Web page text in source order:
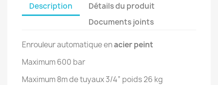
Description
Détails du produit
Documents joints
Enrouleur automatique enacier peint
Maximum 600 bar
Maximum 8m de tuyaux 3/4“ poids 26 kg